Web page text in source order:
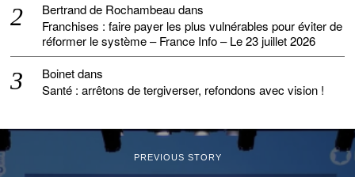
Bertrand de Rochambeaudans
Franchises : faire payer les plus vulnérables pour éviter de
réformer le système – France Info – Le 23 juillet 2026
Boinetdans
Santé : arrêtons de tergiverser, refondons avec vision !
PREVIOUS STORY